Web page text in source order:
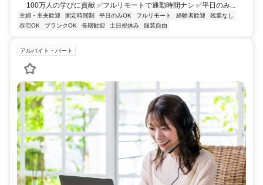
100万人の学びに貢献 ✅フルリモートで通勤時間ナシ ✅平日のみ...
主婦・主夫歓迎 固定時間制 平日のみOK フルリモート 経験者歓迎
残業なし
在宅OK
ブランクOK 長期歓迎 土日祝休み 服装自由
アルバイト・パート